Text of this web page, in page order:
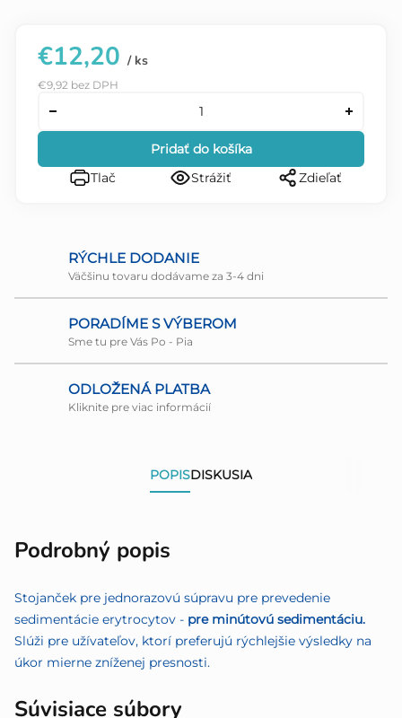
€12,20 / ks
€9,92 bez DPH
Pridať do košíka
Tlač
Strážiť Zdieľať
RÝCHLE DODANIE
Väčšinu tovaru dodávame za 3-4 dni
PORADÍME S VÝBEROM
Sme tu pre Vás Po - Pia
ODLOŽENÁ PLATBA
Kliknite pre viac informácií
POPISDISKUSIA
Podrobný popis
Stojanček pre jednorazovú súpravu pre prevedenie
sedimentácie erytrocytov - pre minútovú sedimentáciu.
Slúži pre užívateľov, ktorí preferujú rýchlejšie výsledky na
úkor mierne zníženej presnosti.
Súvisiace súbory